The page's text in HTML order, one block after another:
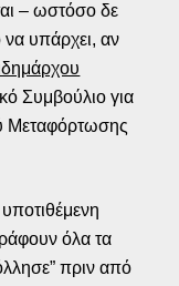
– ωστόσο δε
να υπάρχει, αν
Συμβούλιο για
Μεταφόρτωσης
όλα τα
πριν από